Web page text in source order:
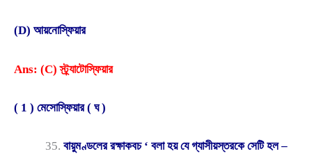
(D) আয়নোস্ফিয়ার
Ans: (C) স্ট্র্যাটোস্ফিয়ার
( 1 ) মেসোস্ফিয়ার ( ঘ )
বায়ুমণ্ডলের রক্ষাকবচ ‘ বলা হয় যে গ্যাসীয়স্তরকে সেটি হল –